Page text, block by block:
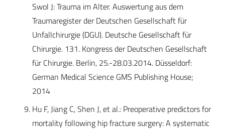
Swol J: Trauma im Alter. Auswertung aus dem
Traumaregister der Deutschen Gesellschaft für
Unfallchirurgie (DGU). Deutsche Gesellschaft für
Chirurgie. 131. Kongress der Deutschen Gesellschaft
für Chirurgie. Berlin, 25.-28.03.2014. Düsseldorf:
German Medical Science GMS Publishing House;
2014
Hu F, Jiang C, Shen J, et al.: Preoperative predictors for
mortality following hip fracture surgery: A systematic